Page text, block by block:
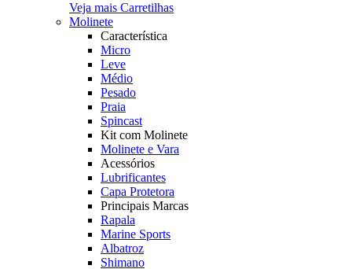
Veja mais Carretilhas
Molinete
Característica
Micro
Leve
Médio
Pesado
Praia
Spincast
Kit com Molinete
Molinete e Vara
Acessórios
Lubrificantes
Capa Protetora
Principais Marcas
Rapala
Marine Sports
Albatroz
Shimano